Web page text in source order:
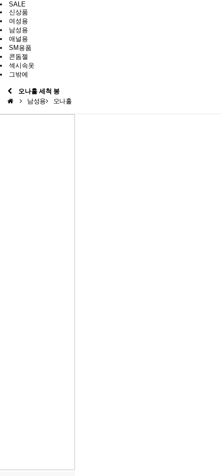
SALE
신상품
여성용
남성용
애널용
SM용품
콘돔젤
섹시속옷
그밖에
오나홀 세척 봉
남성용
오나홀